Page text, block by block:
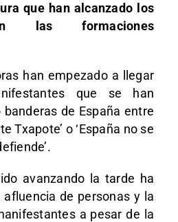
que han alcanzado los
las formaciones
han empezado a llegar
que se han
de España entre
Txapote’ o ‘España no se
avanzando la tarde ha
de personas y la
a pesar de la